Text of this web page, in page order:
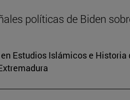
políticas de Biden
Estudios Islámicos e